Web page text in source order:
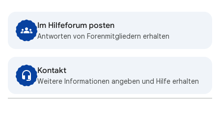
Im Hilfeforum posten
Antworten von Forenmitgliedern erhalten
Kontakt
Weitere Informationen angeben und Hilfe erhalten